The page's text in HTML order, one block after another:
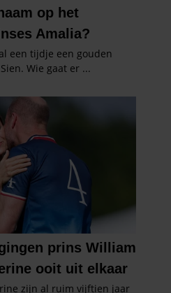
van onze site met onze
adverteren en analyse. Deze
combineren met andere
verstrekt of die ze hebben
gebruik van hun services. U